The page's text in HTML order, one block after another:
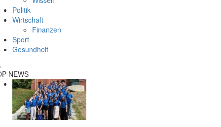
Politik
Wirtschaft
Finanzen
Sport
Gesundheit
NEWS